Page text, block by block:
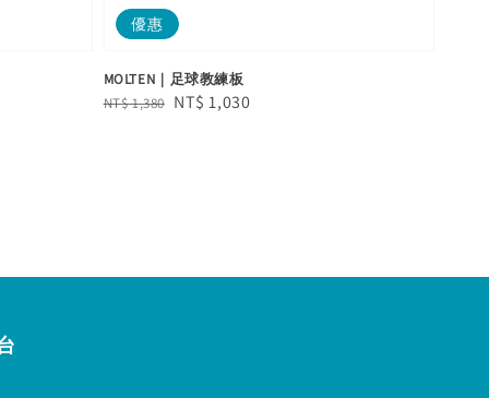
優惠
MOLTEN｜足球教練板
Regular
NT$ 1,380 Sale
NT$ 1,030